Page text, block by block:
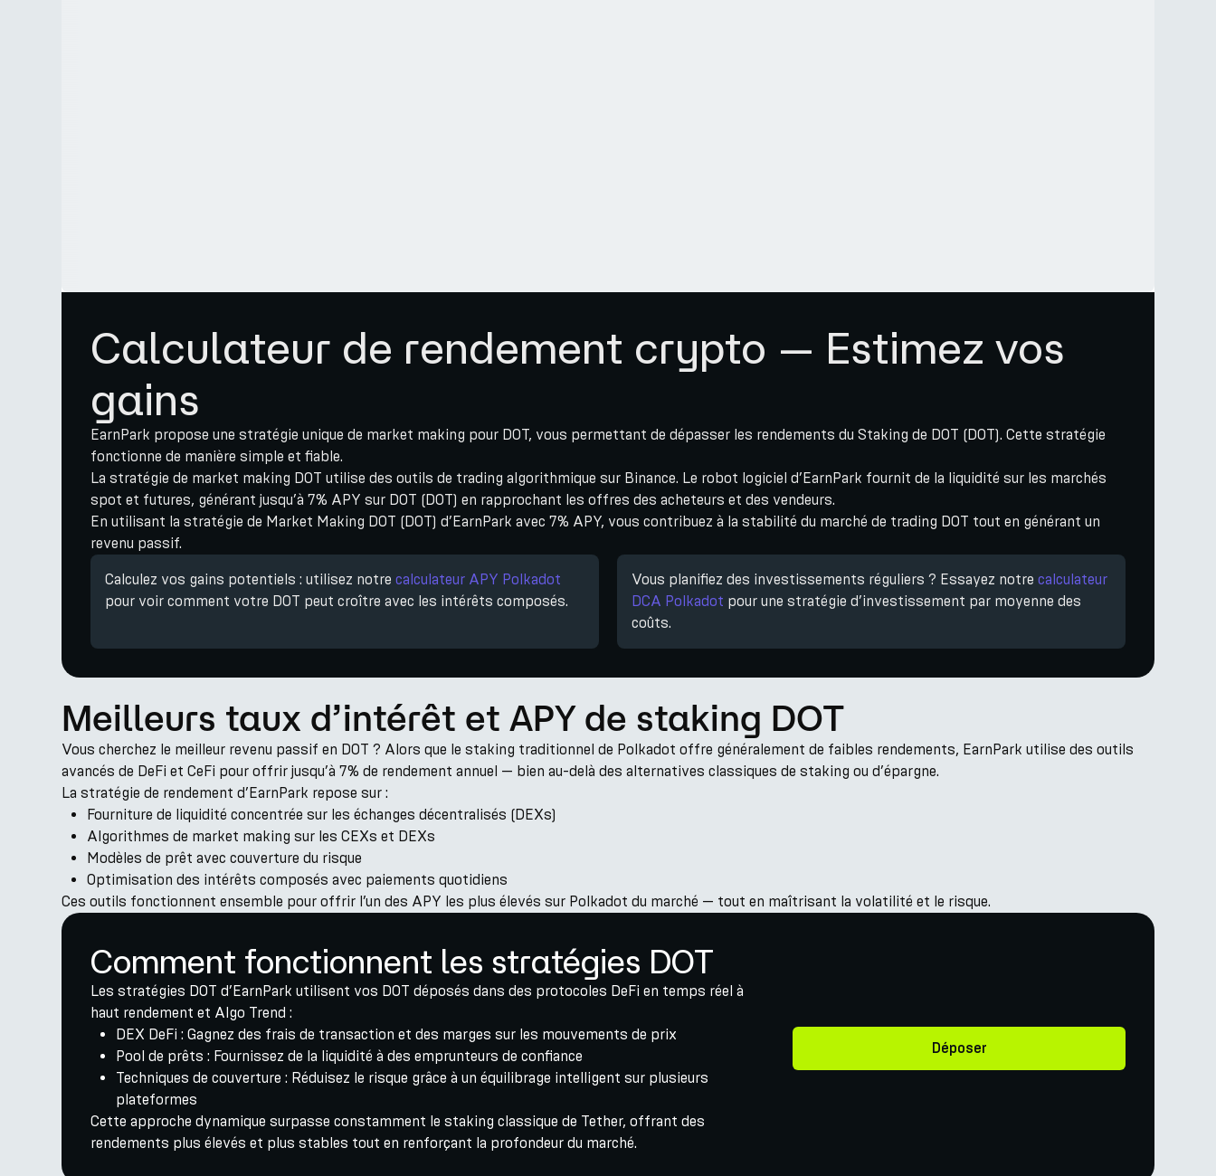
Calculateur de rendement crypto — Estimez vos
gains
EarnPark propose une stratégie unique de market making pour DOT, vous permettant de dépasser les rendements du Staking de DOT (DOT). Cette stratégie
fonctionne de manière simple et fiable.
La stratégie de market making DOT utilise des outils de trading algorithmique sur Binance. Le robot logiciel d’EarnPark fournit de la liquidité sur les marchés
spot et futures, générant jusqu’à 7% APY sur DOT (DOT) en rapprochant les offres des acheteurs et des vendeurs.
En utilisant la stratégie de Market Making DOT (DOT) d’EarnPark avec 7% APY, vous contribuez à la stabilité du marché de trading DOT tout en générant un
revenu passif.
Calculez vos gains potentiels : utilisez notre calculateur APY Polkadot
pour voir comment votre DOT peut croître avec les intérêts composés.
Vous planifiez des investissements réguliers ? Essayez notre calculateur
DCA Polkadot pour une stratégie d’investissement par moyenne des
coûts.
Meilleurs taux d’intérêt et APY de staking DOT
Vous cherchez le meilleur revenu passif en DOT ? Alors que le staking traditionnel de Polkadot offre généralement de faibles rendements, EarnPark utilise des outils
avancés de DeFi et CeFi pour offrir jusqu’à 7% de rendement annuel — bien au-delà des alternatives classiques de staking ou d’épargne.
La stratégie de rendement d’EarnPark repose sur :
Fourniture de liquidité concentrée sur les échanges décentralisés (DEXs)
Algorithmes de market making sur les CEXs et DEXs
Modèles de prêt avec couverture du risque
Optimisation des intérêts composés avec paiements quotidiens
Ces outils fonctionnent ensemble pour offrir l’un des APY les plus élevés sur Polkadot du marché — tout en maîtrisant la volatilité et le risque.
Comment fonctionnent les stratégies DOT
Les stratégies DOT d’EarnPark utilisent vos DOT déposés dans des protocoles DeFi en temps réel à
haut rendement et Algo Trend :
DEX DeFi : Gagnez des frais de transaction et des marges sur les mouvements de prix
Pool de prêts : Fournissez de la liquidité à des emprunteurs de confiance
Techniques de couverture : Réduisez le risque grâce à un équilibrage intelligent sur plusieurs
plateformes
Cette approche dynamique surpasse constamment le staking classique de Tether, offrant des
rendements plus élevés et plus stables tout en renforçant la profondeur du marché.
Déposer